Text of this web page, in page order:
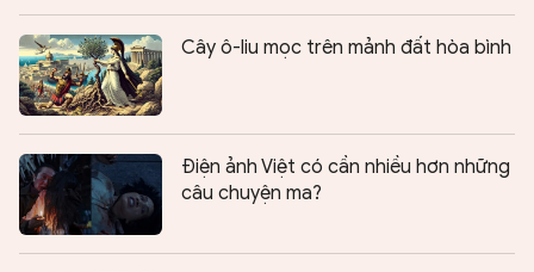
Cây ô-liu mọc trên mảnh đất hòa bình
Điện ảnh Việt có cần nhiều hơn những
câu chuyện ma?